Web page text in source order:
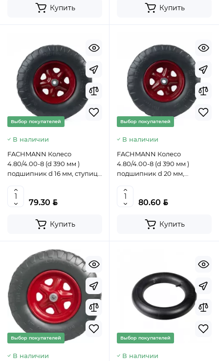
Купить Купить
Выбор покупателей
В наличии
FACHMANN Колесо
4.80/4.00-8 (d 390 мм )
подшипник d 16 мм, ступица
(CN)
79.30 BYN
Купить
Выбор покупателей
В наличии
FACHMANN Колесо
4.80/4.00-8 (d 390 мм )
подшипник d 20 мм,
4627184109884 (CN)
80.60 BYN
Купить
Выбор покупателей
В наличии
Выбор покупателей
В наличии